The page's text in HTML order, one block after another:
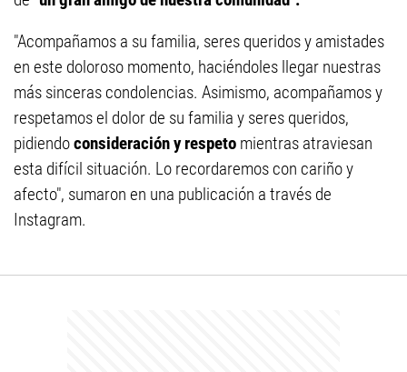
"Acompañamos a su familia, seres queridos y amistades
en este doloroso momento, haciéndoles llegar nuestras
más sinceras condolencias. Asimismo, acompañamos y
respetamos el dolor de su familia y seres queridos,
pidiendoconsideración y respeto mientras atraviesan
esta difícil situación. Lo recordaremos con cariño y
afecto", sumaron en una publicación a través de
Instagram.